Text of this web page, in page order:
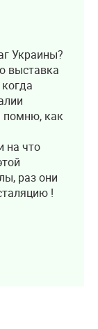
Украины?
выставка
помню, как
на что
раз они
!